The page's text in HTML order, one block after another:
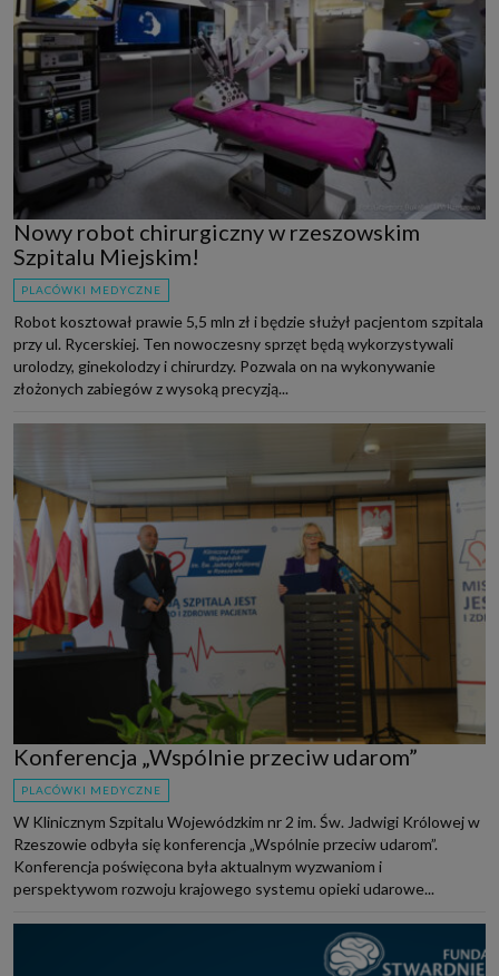
Nowy robot chirurgiczny w rzeszowskim
Szpitalu Miejskim!
PLACÓWKI MEDYCZNE
Robot kosztował prawie 5,5 mln zł i będzie służył pacjentom szpitala
przy ul. Rycerskiej. Ten nowoczesny sprzęt będą wykorzystywali
urolodzy, ginekolodzy i chirurdzy. Pozwala on na wykonywanie
złożonych zabiegów z wysoką precyzją...
Konferencja „Wspólnie przeciw udarom”
PLACÓWKI MEDYCZNE
W Klinicznym Szpitalu Wojewódzkim nr 2 im. Św. Jadwigi Królowej w
Rzeszowie odbyła się konferencja „Wspólnie przeciw udarom”.
Konferencja poświęcona była aktualnym wyzwaniom i
perspektywom rozwoju krajowego systemu opieki udarowe...